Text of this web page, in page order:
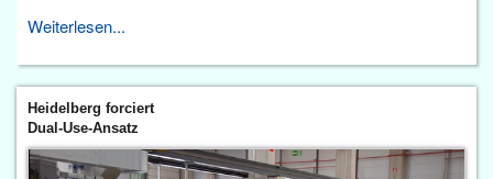
Weiterlesen...
Heidelberg forciert
Dual-Use-Ansatz